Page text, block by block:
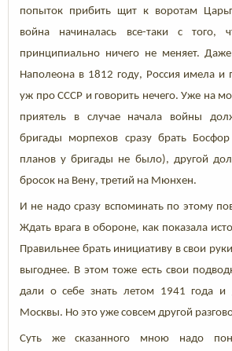
попыток прибить щит к воротам
война начиналась все-таки с того,
принципиально ничего не меняет.
Наполеона в 1812 году, Россия имела и
уж про СССР и говорить нечего. Уже на
приятель в случае начала войны
бригады морпехов сразу брать
планов у бригады не было), другой
бросок на Вену, третий на Мюнхен.
И не надо сразу вспоминать по этому
Ждать врага в обороне, как показала
Правильнее брать инициативу в свои
выгоднее. В этом тоже есть свои
дали о себе знать летом 1941 года и
Москвы. Но это уже совсем другой
Суть же сказанного мною надо